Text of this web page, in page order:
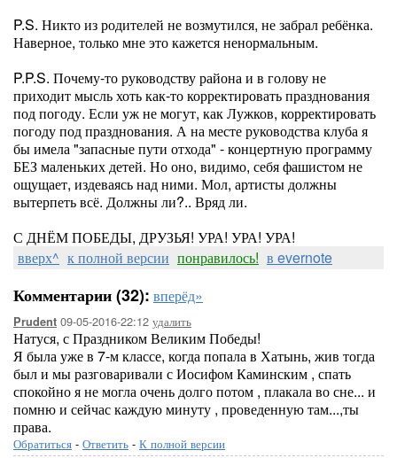
P.S. Никто из родителей не возмутился, не забрал ребёнка.
Наверное, только мне это кажется ненормальным.
P.P.S. Почему-то руководству района и в голову не
приходит мысль хоть как-то корректировать празднования
под погоду. Если уж не могут, как Лужков, корректировать
погоду под празднования. А на месте руководства клуба я
бы имела "запасные пути отхода" - концертную программу
БЕЗ маленьких детей. Но оно, видимо, себя фашистом не
ощущает, издеваясь над ними. Мол, артисты должны
вытерпеть всё. Должны ли?.. Вряд ли.
С ДНЁМ ПОБЕДЫ, ДРУЗЬЯ! УРА! УРА! УРА!
вверх^ к полной версии понравилось! в evernote
Комментарии (32): вперёд»
Prudent 09-05-2016-22:12 удалить
Натуся, с Праздником Великим Победы!
Я была уже в 7-м классе, когда попала в Хатынь, жив тогда
был и мы разговаривали с Иосифом Каминским , спать
спокойно я не могла очень долго потом , плакала во сне... и
помню и сейчас каждую минуту , проведенную там...,ты
права.
Обратиться - Ответить - К полной версии